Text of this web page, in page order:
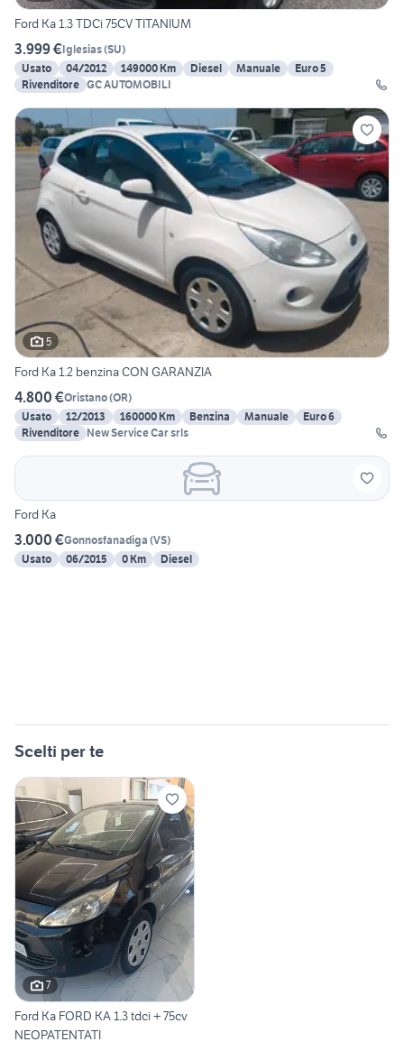
Ford Ka 1.3 TDCi 75CV TITANIUM
3.999 €Iglesias(SU)
Usato
04/2012 149000 Km Diesel Manuale
Euro 5
Rivenditore GC AUTOMOBILI
5
Ford Ka 1.2 benzina CON GARANZIA
4.800 €Oristano(OR)
Usato
12/2013 160000 Km Benzina Manuale
Euro 6
Rivenditore New Service Car srls
Ford Ka
3.000 €Gonnosfanadiga (VS)
Usato
06/2015 0 Km Diesel
Scelti per te
7
Ford Ka FORD KA 1.3 tdci + 75cv
NEOPATENTATI